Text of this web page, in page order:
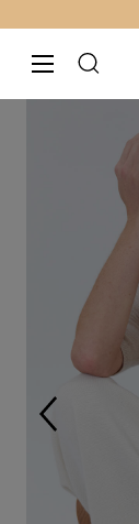
меню